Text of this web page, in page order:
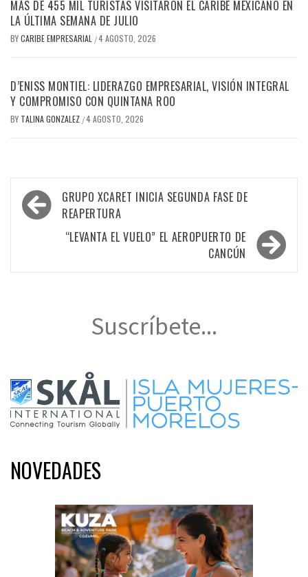
MÁS DE 455 MIL TURISTAS VISITARON EL CARIBE MEXICANO EN
LA ÚLTIMA SEMANA DE JULIO
BYCARIBE EMPRESARIAL /4 AGOSTO, 2026
D’ENISS MONTIEL: LIDERAZGO EMPRESARIAL, VISIÓN INTEGRAL
Y COMPROMISO CON QUINTANA ROO
BY TALINA GONZALEZ /4 AGOSTO, 2026
Navegación
de
entradas
GRUPO XCARET INICIA SEGUNDA FASE DE
REAPERTURA
“LEVANTA EL VUELO” EL AEROPUERTO DE
CANCÚN
Suscríbete...
NOVEDADES